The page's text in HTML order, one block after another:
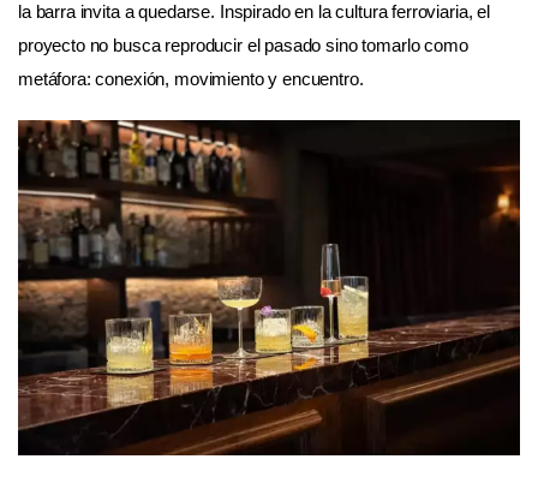
la barra invita a quedarse. Inspirado en la cultura ferroviaria, el
proyecto no busca reproducir el pasado sino tomarlo como
metáfora: conexión, movimiento y encuentro.